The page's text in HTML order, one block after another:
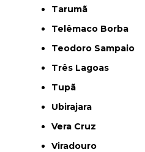
Tarumã
Telêmaco Borba
Teodoro Sampaio
Três Lagoas
Tupã
Ubirajara
Vera Cruz
Viradouro